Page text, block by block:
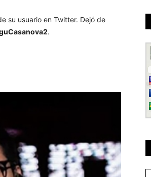
su usuario en Twitter. Dejó de
.